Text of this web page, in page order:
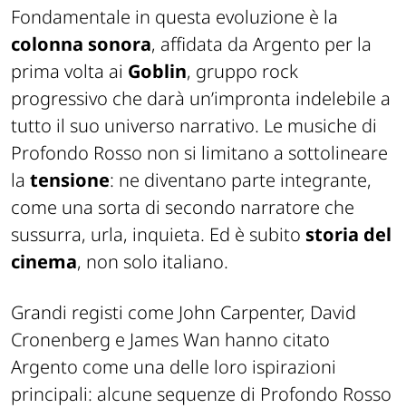
Fondamentale in questa evoluzione è la
colonna sonora, affidata da Argento per la
prima volta ai Goblin, gruppo rock
progressivo che darà un’impronta indelebile a
tutto il suo universo narrativo. Le musiche di
Profondo Rosso non si limitano a sottolineare
la tensione: ne diventano parte integrante,
come una sorta di secondo narratore che
sussurra, urla, inquieta. Ed è subito storia del
cinema, non solo italiano.
Grandi registi come John Carpenter, David
Cronenberg e James Wan hanno citato
Argento come una delle loro ispirazioni
principali: alcune sequenze di Profondo Rosso